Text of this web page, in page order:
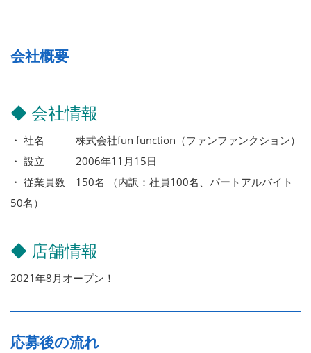
会社概要
◆ 会社情報
・ 社名 株式会社fun function（ファンファンクション）
・ 設立 2006年11月15日
・ 従業員数 150名 （内訳：社員100名、パートアルバイト
50名）
◆ 店舗情報
2021年8月オープン！
応募後の流れ